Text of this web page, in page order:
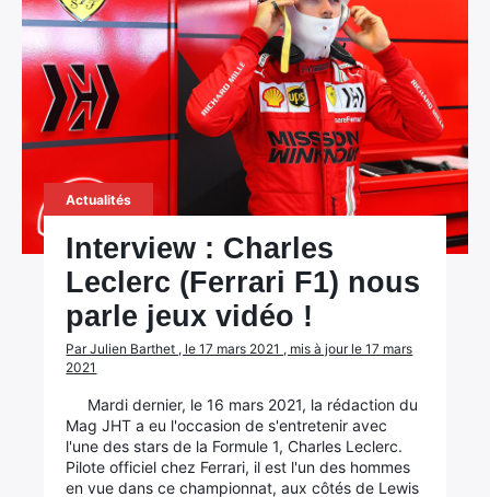
Actualités
Interview : Charles
Leclerc (Ferrari F1) nous
parle jeux vidéo !
Par Julien Barthet , le 17 mars 2021 , mis à jour le 17 mars
2021
Mardi dernier, le 16 mars 2021, la rédaction du
Mag JHT a eu l'occasion de s'entretenir avec
l'une des stars de la Formule 1, Charles Leclerc.
Pilote officiel chez Ferrari, il est l'un des hommes
en vue dans ce championnat, aux côtés de Lewis